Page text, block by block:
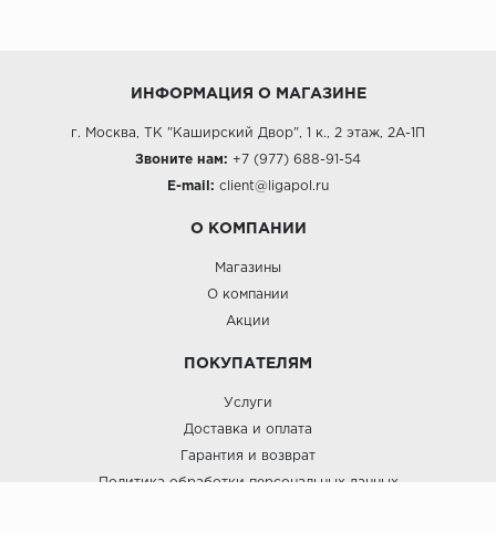
ИНФОРМАЦИЯ О МАГАЗИНЕ
г. Москва, ТК "Каширский Двор", 1 к., 2 этаж, 2А-1П
Звоните нам: +7 (977) 688-91-54
E-mail: client@ligapol.ru
О КОМПАНИИ
Магазины
О компании
Акции
ПОКУПАТЕЛЯМ
Услуги
Доставка и оплата
Гарантия и возврат
Политика обработки персональных данных